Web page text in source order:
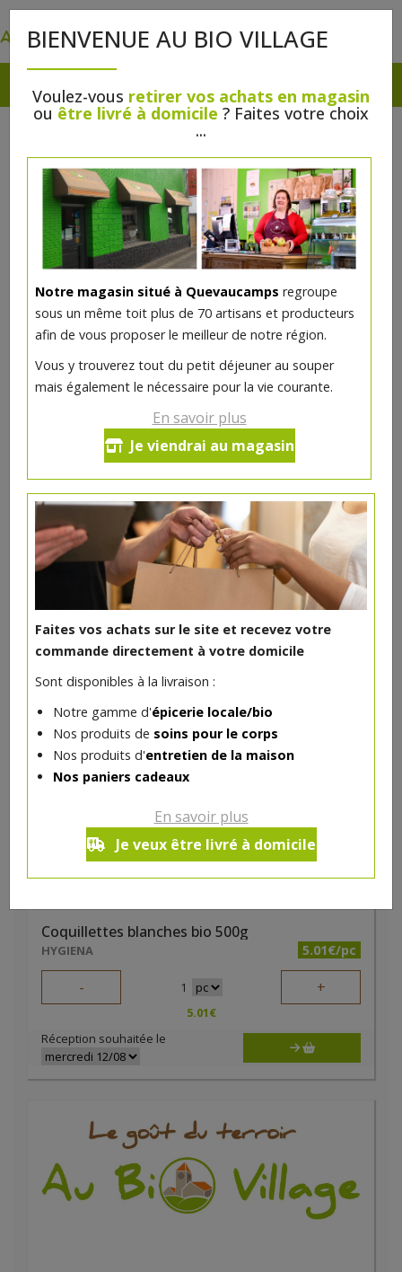
BIENVENUE AU BIO VILLAGE
Voulez-vous retirer vos achats en magasin
ou être livré à domicile ? Faites votre choix
...
Notre magasin situé à Quevaucamps regroupe
sous un même toit plus de 70 artisans et producteurs
afin de vous proposer le meilleur de notre région.
Vous y trouverez tout du petit déjeuner au souper
mais également le nécessaire pour la vie courante.
En savoir plus
Je viendrai au magasin
Faites vos achats sur le site et recevez votre
commande directement à votre domicile
Sont disponibles à la livraison :
Notre gamme d'épicerie locale/bio
Nos produits de soins pour le corps
Nos produits d'entretien de la maison
Nos paniers cadeaux
En savoir plus
Je veux être livré à domicile
Spaghetti froment complet bio
500g Probios
- 1
2.46
Réception souhaitée le
DANS LA MÊME CATÉGORIE ...
Coquillettes blanches bio 500g
HYGIENA 5.01€/pc
- 1 +
5.01€
Réception souhaitée le